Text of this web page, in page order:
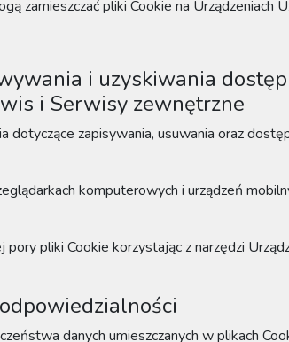
zamieszczać pliki Cookie na Urządzeniach
i uzyskiwania
i Serwisy zewnętrzne
zapisywania, usuwania oraz
komputerowych i urządzeń
pliki Cookie korzystając z narzędzi
danych umieszczanych w plikach